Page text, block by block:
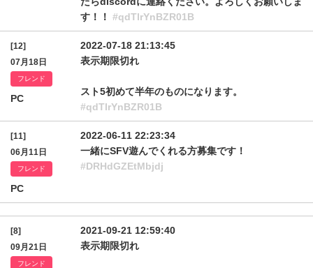
す！！ #qdTlrYnBZR01B
[12]
07月18日
フレンド
PC
2022-07-18 21:13:45
表示期限切れ
スト5初めて半年のものになります。
#qdTlrYnBZR01B
[11]
06月11日
フレンド
PC
2022-06-11 22:23:34
一緒にSFV遊んでくれる方募集です！
#DRHdGZEtMbjdj
[8]
09月21日
フレンド
2021-09-21 12:59:40
表示期限切れ